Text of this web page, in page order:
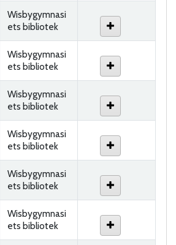
Wisbygymnasi
ets bibliotek
Wisbygymnasi
ets bibliotek
Wisbygymnasi
ets bibliotek
Wisbygymnasi
ets bibliotek
Wisbygymnasi
ets bibliotek
Wisbygymnasi
ets bibliotek